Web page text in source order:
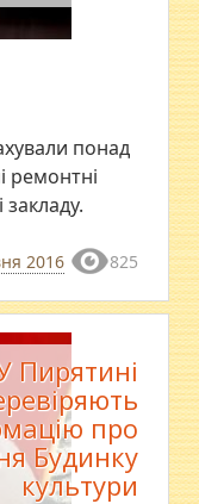
понад
ремонтні
2016 825
Пирятині
про
Будинку
культури